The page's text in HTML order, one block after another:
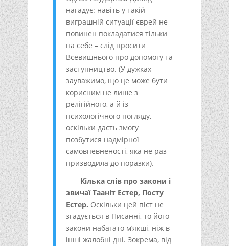
нагадує: навіть у такій
виграшній ситуації єврей не
повинен покладатися тільки
на себе – слід просити
Всевишнього про допомогу та
заступництво. (У дужках
зауважимо, що це може бути
корисним не лише з
релігійного, а й із
психологічного погляду,
оскільки дасть змогу
позбутися надмірної
самовпевненості, яка не раз
призводила до поразки).
Кілька слів про закони і
звичаї Тааніт Естер, Посту
Естер. Оскільки цей піст не
згадується в Писанні, то його
закони набагато м’якші, ніж в
інші жалобні дні. Зокрема, від